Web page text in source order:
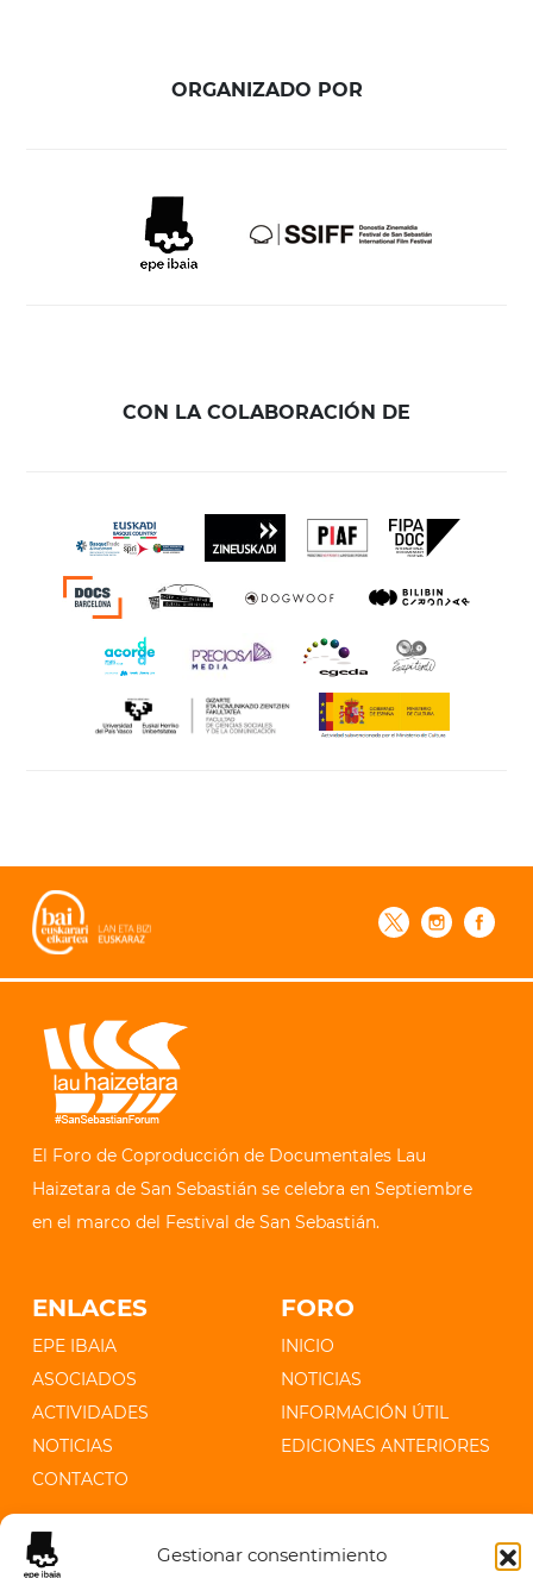
Gestionar consentimiento
ORGANIZADO POR
CON LA COLABORACIÓN DE
El Foro de Coproducción de Documentales Lau
Haizetara de San Sebastián se celebra en Septiembre
en el marco del Festival de San Sebastián.
ENLACES
EPE IBAIA
ASOCIADOS
ACTIVIDADES
NOTICIAS
CONTACTO
FORO
INICIO
NOTICIAS
INFORMACIÓN ÚTIL
EDICIONES ANTERIORES
CONTACTO